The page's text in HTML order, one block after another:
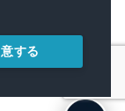
する